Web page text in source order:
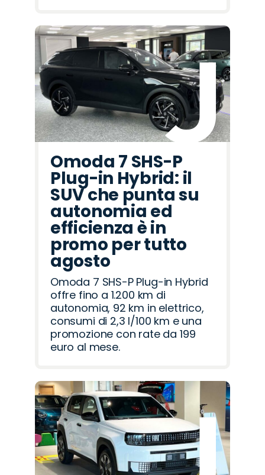
Omoda 7 SHS-P
Plug-in Hybrid: il
SUV che punta su
autonomia ed
efficienza è in
promo per tutto
agosto
Omoda 7 SHS-P Plug-in Hybrid
offre fino a 1.200 km di
autonomia, 92 km in elettrico,
consumi di 2,3 l/100 km e una
promozione con rate da 199
euro al mese.